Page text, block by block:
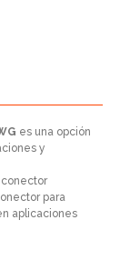
es una opción
y
conector
para
aplicaciones